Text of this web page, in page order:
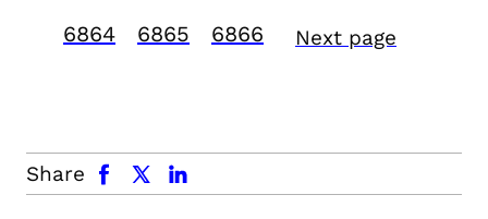
6864 6865 6866 Next page
Share
facebook x.com linkedin